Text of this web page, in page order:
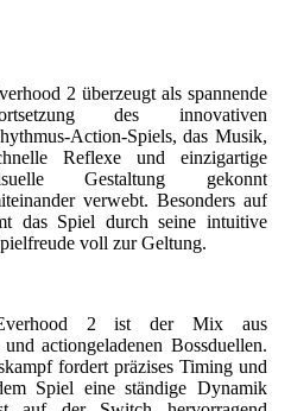
2 überzeugt als spannende
des innovativen
Action-Spiels, das Musik,
Reflexe und einzigartige
Gestaltung gekonnt
verwebt. Besonders auf
das Spiel durch seine intuitive
voll zur Geltung.
2 ist der Mix aus
actiongeladenen Bossduellen.
fordert präzises Timing und
Spiel eine ständige Dynamik